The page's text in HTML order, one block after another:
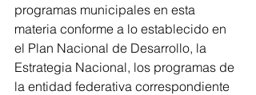
programas municipales en esta
materia conforme a lo establecido en
el Plan Nacional de Desarrollo, la
Estrategia Nacional, los programas de
la entidad federativa correspondiente